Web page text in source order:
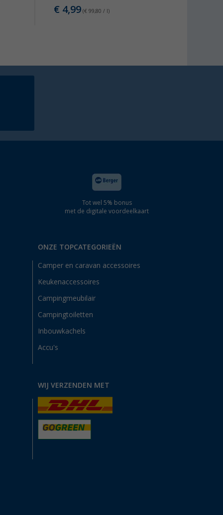
€ 4,99 (€ 99,80 / l)
Tot wel 5% bonus
met de digitale voordeelkaart
ONZE TOPCATEGORIEËN
Camper en caravan accessoires
Keukenaccessoires
Campingmeubilair
Campingtoiletten
Inbouwkachels
Accu's
WIJ VERZENDEN MET